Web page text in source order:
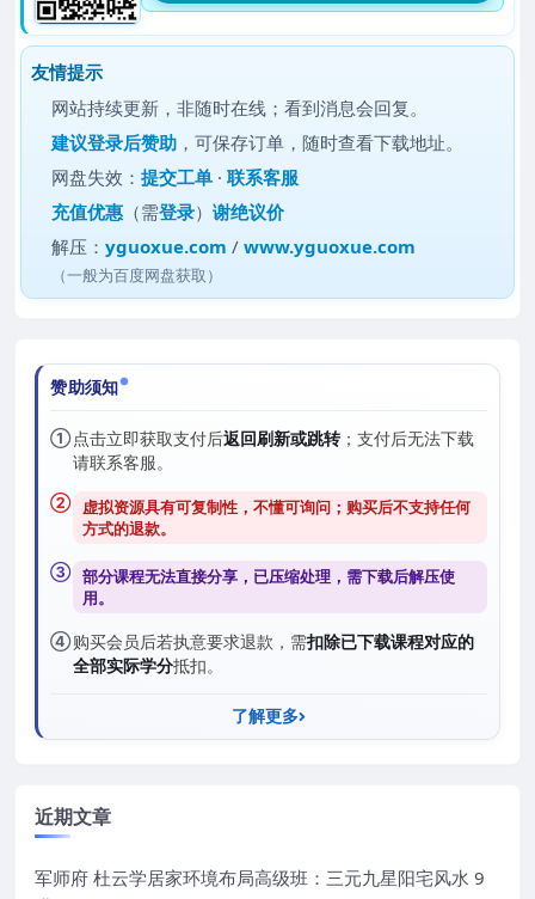
友情提示
网站持续更新，非随时在线；看到消息会回复。
建议登录后赞助 ，可保存订单，随时查看下载地址。
网盘失效：提交工单 ·联系客服
充值优惠 （需登录）谢绝议价
解压：yguoxue.com /www.yguoxue.com
（一般为百度网盘获取）
赞助须知
①点击立即获取支付后返回刷新或跳转；支付后无法下载
请联系客服。
② 虚拟资源具有可复制性，不懂可询问；购买后不支持任何
方式的退款。
③ 部分课程无法直接分享，已压缩处理，需下载后解压使
用。
④购买会员后若执意要求退款，需扣除已下载课程对应的
全部实际学分抵扣。
了解更多
近期文章
军师府 杜云学居家环境布局高级班：三元九星阳宅风水 9